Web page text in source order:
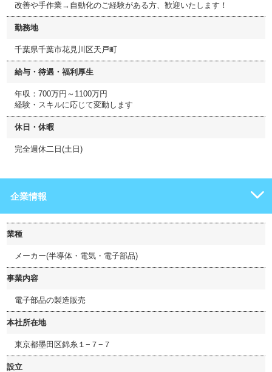
改善や手作業→自動化のご経験がある方、歓迎いたします！
勤務地
千葉県千葉市花見川区天戸町
給与・待遇・福利厚生
年収：700万円～1100万円
経験・スキルに応じて変動します
休日・休暇
完全週休二日(土日)
企業情報
業種
メーカー(半導体・電気・電子部品)
事業内容
電子部品の製造販売
本社所在地
東京都墨田区錦糸１−７−７
設立